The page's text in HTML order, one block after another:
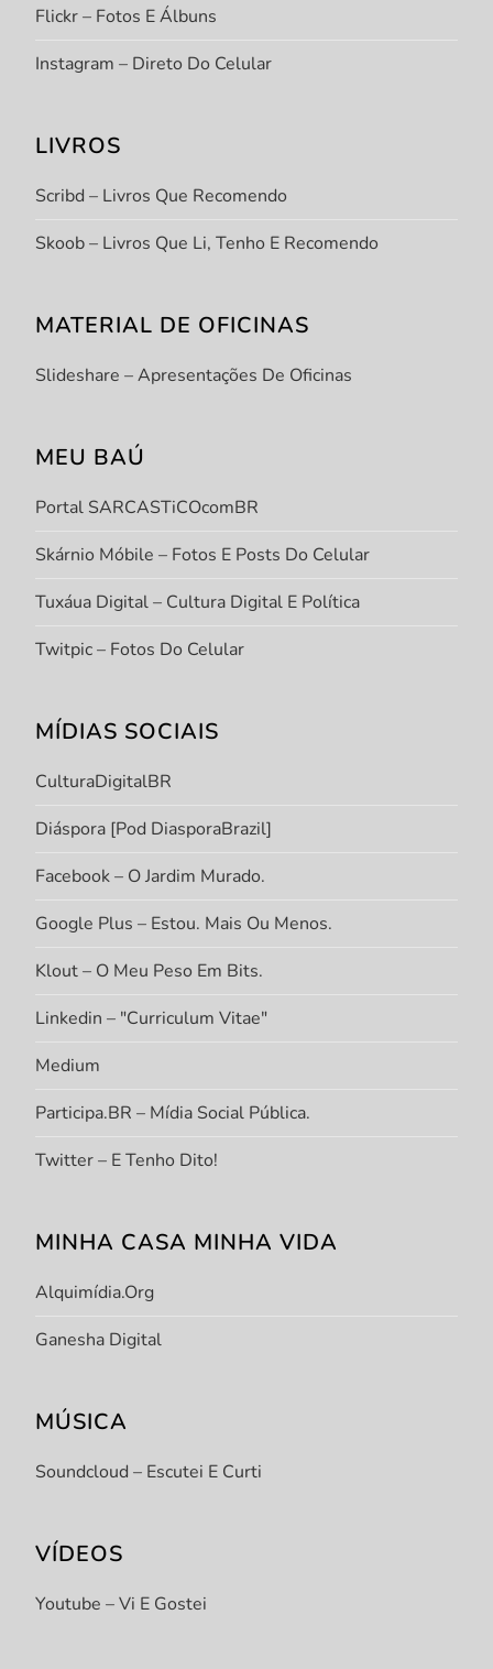
Flickr – Fotos E Álbuns
Instagram – Direto Do Celular
LIVROS
Scribd – Livros Que Recomendo
Skoob – Livros Que Li, Tenho E Recomendo
MATERIAL DE OFICINAS
Slideshare – Apresentações De Oficinas
MEU BAÚ
Portal SARCASTiCOcomBR
Skárnio Móbile – Fotos E Posts Do Celular
Tuxáua Digital – Cultura Digital E Política
Twitpic – Fotos Do Celular
MÍDIAS SOCIAIS
CulturaDigitalBR
Diáspora [Pod DiasporaBrazil]
Facebook – O Jardim Murado.
Google Plus – Estou. Mais Ou Menos.
Klout – O Meu Peso Em Bits.
Linkedin – "Curriculum Vitae"
Medium
Participa.BR – Mídia Social Pública.
Twitter – E Tenho Dito!
MINHA CASA MINHA VIDA
Alquimídia.org
Ganesha Digital
MÚSICA
Soundcloud – Escutei E Curti
VÍDEOS
Youtube – Vi E Gostei